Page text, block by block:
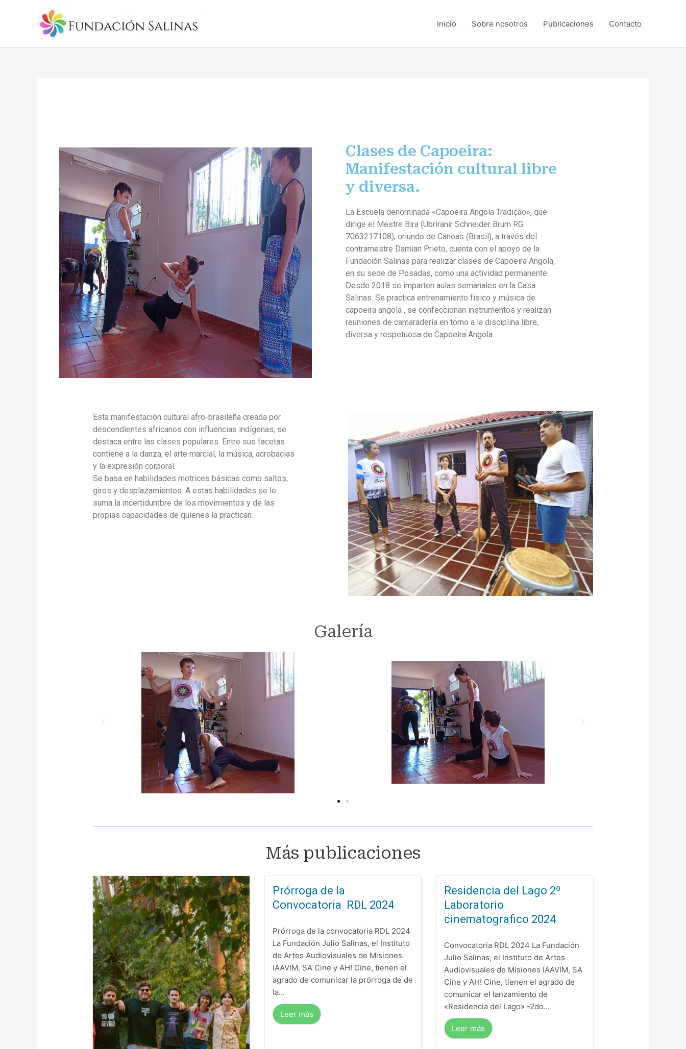
Inicio Sobre nosotros Publicaciones Contacto
Clases de Capoeira:
Manifestación cultural libre
y diversa.
La Escuela denominada «Capoeira Angola Tradição», que
dirige el Mestre Bira (Ubriranir Schneider Brum RG
7063217108), oriundo de Canoas (Brasil), a través del
contramestre Damian Prieto, cuenta con el apoyo de la
Fundación Salinas para realizar clases de Capoeira Angola,
en su sede de Posadas, como una actividad permanente.
Desde 2018 se imparten aulas semanales en la Casa
Salinas. Se practica entrenamiento físico y música de
capoeira angola , se confeccionan instrumentos y realizan
reuniones de camaradería en torno a la disciplina libre,
diversa y respetuosa de Capoeira Angola
Esta manifestación cultural afro-brasileña creada por
descendientes africanos con influencias indígenas, se
destaca entre las clases populares. Entre sus facetas
contiene a la danza, el arte marcial, la música, acrobacias
y la expresión corporal.
Se basa en habilidades motrices básicas como saltos,
giros y desplazamientos. A estas habilidades se le
suma la incertidumbre de los movimientos y de las
propias capacidades de quienes la practican.
Galería
Más publicaciones
Prórroga de la
Convocatoria RDL 2024
Prórroga de la convocatoria RDL 2024
La Fundación Julio Salinas, el Instituto
de Artes Audiovisuales de Misiones
IAAVIM, SA Cine y AH! Cine, tienen el
agrado de comunicar la prórroga de de
la...
Leer más
Residencia del Lago 2º
Laboratorio
cinematografico 2024
Convocatoria RDL 2024 La Fundación
Julio Salinas, el Instituto de Artes
Audiovisuales de Misiones IAAVIM, SA
Cine y AH! Cine, tienen el agrado de
comunicar el lanzamiento de
«Residencia del Lago» -2do...
Leer más